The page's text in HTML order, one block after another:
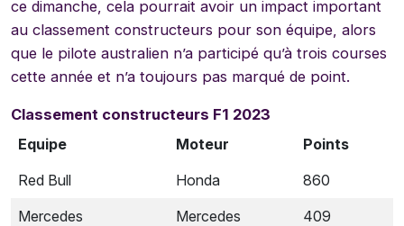
ce dimanche, cela pourrait avoir un impact important
au classement constructeurs pour son équipe, alors
que le pilote australien n’a participé qu’à trois courses
cette année et n’a toujours pas marqué de point.
Classement constructeurs F1 2023
Equipe
Moteur
Points
Red Bull
Honda
860
Mercedes
Mercedes
409